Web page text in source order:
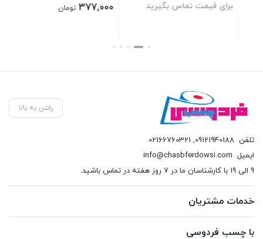
377,000 تومان برای قیمت تماس بگیرید
بستن
رفتن به بالا
تلفن 09121940188
,
02166760321
ایمیل info@chasbferdowsi.com
9 الی 19 با کارشناسان ما در 7 روز هفته در تماس باشید.
خدمات مشتریان
با چسب فردوسی